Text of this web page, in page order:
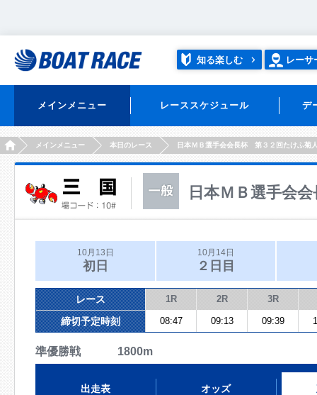
知る楽しむ レーサ
メインメニュー レーススケジュール デ
HOMEメインメニュー 本日のレース 日本ＭＢ選手会会長杯 第３２回たけふ菊
日本ＭＢ選手会
10月13日
初日
10月14日
２日目
レース 1R 2R 3R
締切予定時刻 08:47 09:13 09:39
準優勝戦 1800m
出走表 オッズ